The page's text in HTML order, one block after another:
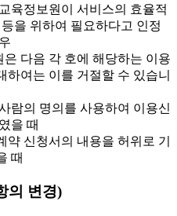
육정보원이 서비스의 효율적
을 위하여 필요하다고 인정
다음 각 호에 해당하는 이용
하여는 이를 거절할 수 있습니
람의 명의를 사용하여 이용신
을 때
약 신청서의 내용을 허위로 기
때
의 변경)